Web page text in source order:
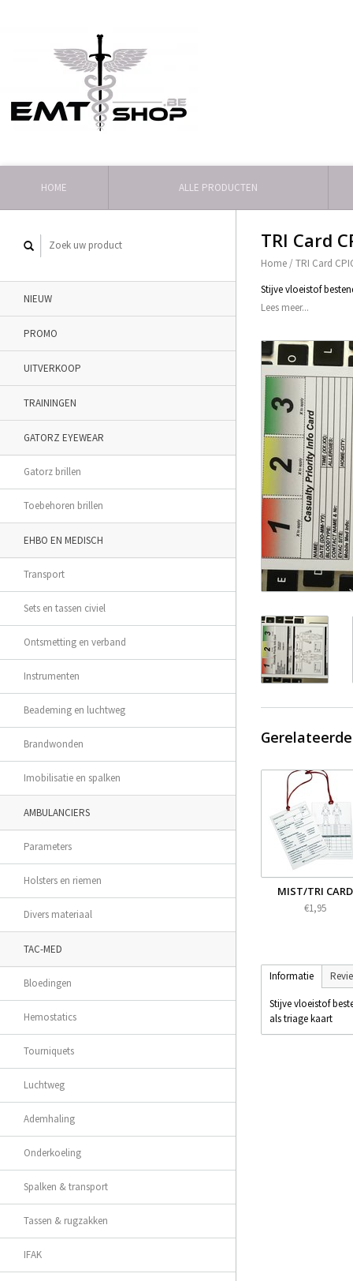
HOME ALLE PRODUCTEN
NIEUW
PROMO
UITVERKOOP
TRAININGEN
GATORZ EYEWEAR
Gatorz brillen
Toebehoren brillen
EHBO EN MEDISCH
Transport
Sets en tassen civiel
Ontsmetting en verband
Instrumenten
Beademing en luchtweg
Brandwonden
Imobilisatie en spalken
AMBULANCIERS
Parameters
Holsters en riemen
Divers materiaal
TAC-MED
Bloedingen
Hemostatics
Tourniquets
Luchtweg
Ademhaling
Onderkoeling
Spalken & transport
Tassen & rugzakken
IFAK
TRI Card
Home /TRI Card
Stijve vloeistof
Lees meer...
MIST/TRI CARD
€1,95
Informatie
Stijve vloeistof
als triage kaart